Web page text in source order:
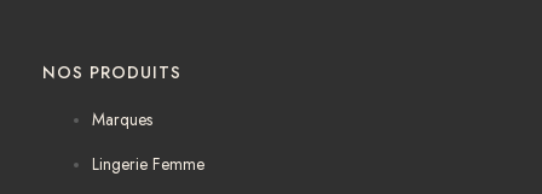
NOS PRODUITS
Marques
Lingerie Femme